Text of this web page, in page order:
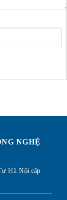
NGHỆ
Hà Nội cấp